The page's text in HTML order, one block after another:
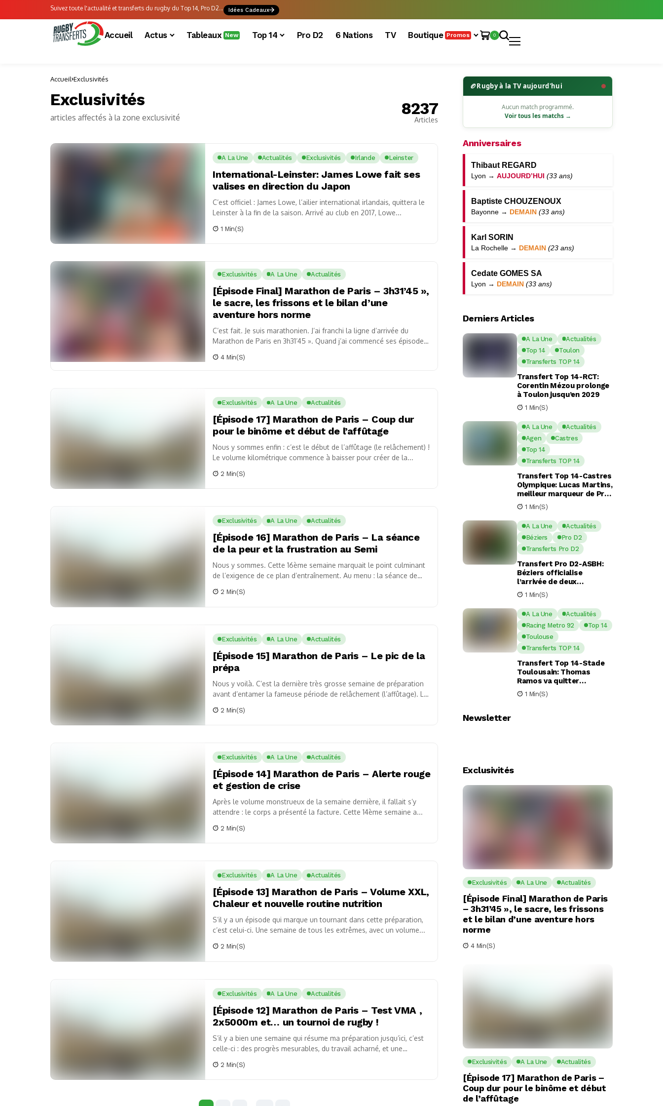
Suivez toute l'actualité et transferts du rugby du Top 14, Pro D2... Idées Cadeaux
Accueil Actus Tableaux New Top 14 Pro D2 6 Nations TV Boutique Promos 0
Accueil Exclusivités
Exclusivités
articles affectés à la zone exclusivité 8237
Articles
A La Une Actualités Exclusivités Irlande Leinster
International-Leinster: James Lowe fait ses
valises en direction du Japon
C’est officiel : James Lowe, l’ailier international irlandais, quittera le
Leinster à la fin de la saison. Arrivé au club en 2017, Lowe...
1 Min(s)
Exclusivités A La Une Actualités
[Épisode Final] Marathon de Paris – 3h31’45 »,
le sacre, les frissons et le bilan d’une
aventure hors norme
C’est fait. Je suis marathonien. J’ai franchi la ligne d’arrivée du
Marathon de Paris en 3h31’45 ». Quand j’ai commencé ses épisodes,
4 Min(s)
Exclusivités A La Une Actualités
[Épisode 17] Marathon de Paris – Coup dur
pour le binôme et début de l’affûtage
Nous y sommes enfin : c’est le début de l’affûtage (le relâchement) !
Le volume kilométrique commence à baisser pour créer de la...
2 Min(s)
Exclusivités A La Une Actualités
[Épisode 16] Marathon de Paris – La séance
de la peur et la frustration au Semi
Nous y sommes. Cette 16ème semaine marquait le point culminant
de l’exigence de ce plan d’entraînement. Au menu : la séance de
2 Min(s)
Exclusivités A La Une Actualités
[Épisode 15] Marathon de Paris – Le pic de la
prépa
Nous y voilà. C’est la dernière très grosse semaine de préparation
avant d’entamer la fameuse période de relâchement (l’affûtage). Le
2 Min(s)
Exclusivités A La Une Actualités
[Épisode 14] Marathon de Paris – Alerte rouge
et gestion de crise
Après le volume monstrueux de la semaine dernière, il fallait s’y
attendre : le corps a présenté la facture. Cette 14ème semaine a...
2 Min(s)
Exclusivités A La Une Actualités
[Épisode 13] Marathon de Paris – Volume XXL,
Chaleur et nouvelle routine nutrition
S’il y a un épisode qui marque un tournant dans cette préparation,
c’est celui-ci. Une semaine de tous les extrêmes, avec un volume...
2 Min(s)
Exclusivités A La Une Actualités
[Épisode 12] Marathon de Paris – Test VMA ,
2x5000m et… un tournoi de rugby !
S’il y a bien une semaine qui résume ma préparation jusqu’ici, c’est
celle-ci : des progrès mesurables, du travail acharné, et une
2 Min(s)
🏉Rugby à la TV aujourd'hui
Aucun match programmé.
Voir tous les matchs →
Anniversaires
Thibaut REGARD
Lyon → AUJOURD’HUI (33 ans)
Baptiste CHOUZENOUX
Bayonne → DEMAIN (33 ans)
Karl SORIN
La Rochelle → DEMAIN (23 ans)
Cedate GOMES SA
Lyon → DEMAIN (33 ans)
Derniers Articles
A La Une
Actualités
Top 14
Toulon
Transferts TOP 14
Transfert Top 14-RCT:
Corentin Mézou prolonge
à Toulon jusqu’en 2029
1 Min(s)
A La Une
Actualités
Agen
Castres
Top 14
Transferts TOP 14
Transfert Top 14-Castres
Olympique: Lucas Martins,
meilleur marqueur de Pro
D2, en route pour Castres
?
1 Min(s)
A La Une
Actualités
Béziers
Pro D2
Transferts Pro D2
Transfert Pro D2-ASBH:
Béziers officialise
l’arrivée de deux
nouveaux piliers pour la
saison à venir
1 Min(s)
A La Une
Actualités
Racing Metro 92
Top 14
Toulouse
Transferts TOP 14
Transfert Top 14-Stade
Toulousain: Thomas
Ramos va quitter
Toulouse pour le Racing
92
1 Min(s)
Newsletter
Exclusivités
Exclusivités A La Une Actualités
[Épisode Final] Marathon de Paris
– 3h31’45 », le sacre, les frissons
et le bilan d’une aventure hors
norme
4 Min(s)
Exclusivités A La Une Actualités
[Épisode 17] Marathon de Paris –
Coup dur pour le binôme et début
de l’affûtage